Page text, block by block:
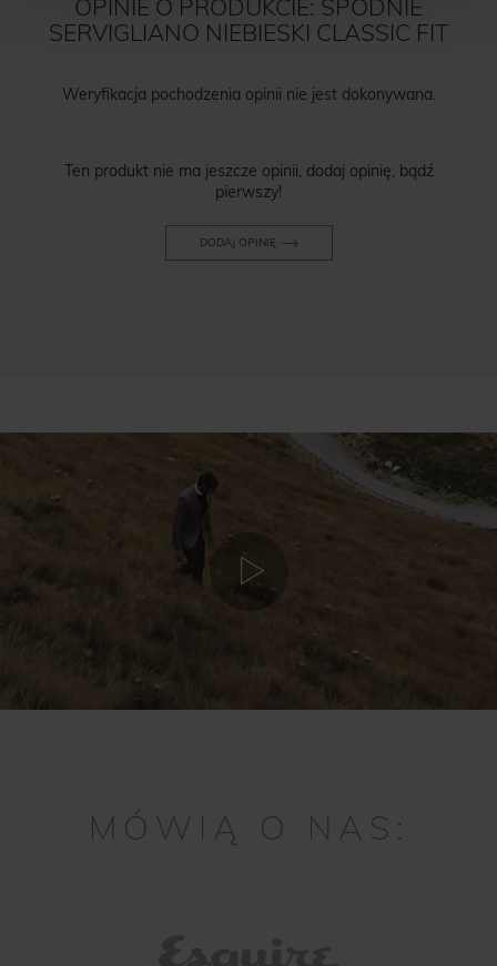
OPINIE O PRODUKCIE: SPODNIE
SERVIGLIANO NIEBIESKI CLASSIC FIT
Weryfikacja pochodzenia opinii nie jest dokonywana.
Ten produkt nie ma jeszcze opinii, dodaj opinię, bądź
pierwszy!
DODAJ OPINIĘ
MÓWIĄ O NAS: